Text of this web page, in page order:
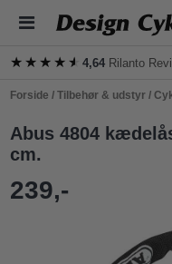
★★★★★
★★★★★4,64 Rilanto
Forside /Tilbehør & udstyr /
Abus 4804
cm.
239,-